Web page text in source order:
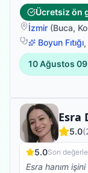
belimdeki ağrı
fizyoterapi
daha formda
Ücretsiz ön
İzmir (Buca,
Boyun Fıtığı,
10 Ağustos
Esra
5.0(
5.0Son
Esra hanım işini seven